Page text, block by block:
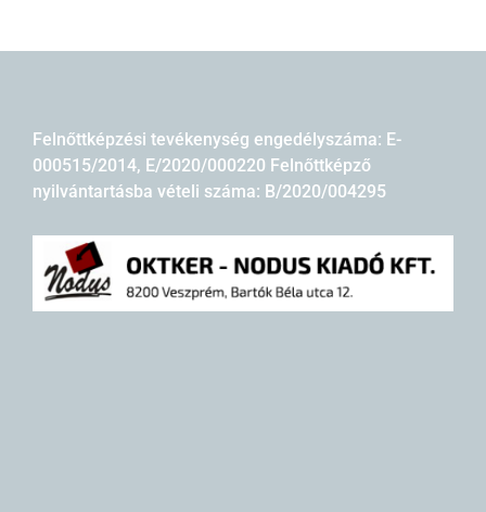
Felnőttképzési tevékenység engedélyszáma: E-
000515/2014, E/2020/000220 Felnőttképző
nyilvántartásba vételi száma: B/2020/004295